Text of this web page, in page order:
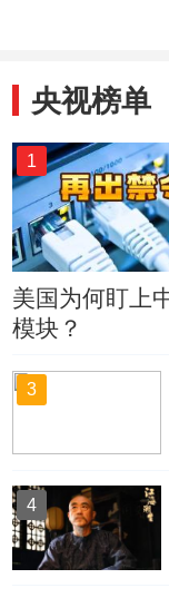
央视榜单
1
美国为何盯上
模块？
3
4